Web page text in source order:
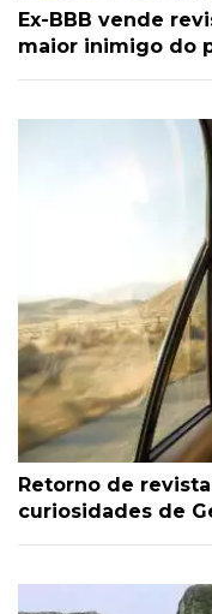
Ex-BBB vende
maior inimigo do
Retorno de
curiosidades de